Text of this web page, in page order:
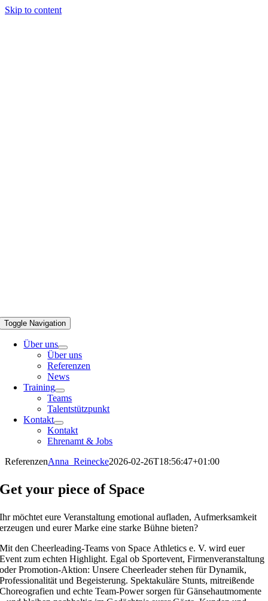
Skip to content
Toggle Navigation
Über uns
Über uns
Referenzen
News
Training
Teams
Talentstützpunkt
Kontakt
Kontakt
Ehrenamt & Jobs
ReferenzenAnna_Reinecke2026-02-26T18:56:47+01:00
Get your piece of Space
Ihr möchtet eure Veranstaltung emotional aufladen, Aufmerksamkeit
erzeugen und eurer Marke eine starke Bühne bieten?
Mit den Cheerleading-Teams von Space Athletics e. V. wird euer
Event zum echten Highlight. Egal ob Sportevent, Firmenveranstaltung
oder Promotion-Aktion: Unsere Cheerleader stehen für Dynamik,
Professionalität und Begeisterung. Spektakuläre Stunts, mitreißende
Choreografien und echte Team-Power sorgen für Gänsehautmomente